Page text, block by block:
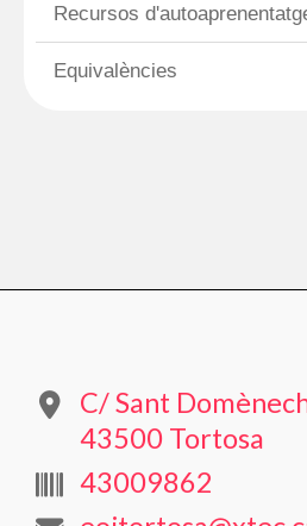
Recursos
Equivalències
C/ Sant
43500 Tortosa
43009862